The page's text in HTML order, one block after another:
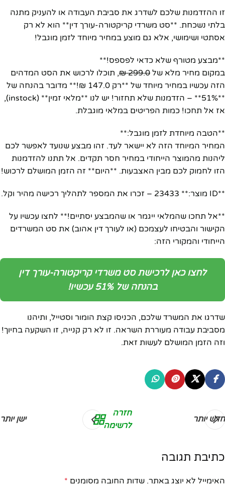
זו ההזדמנות שלכם לשדרג את סביבת העבודה או להעניק מתנה
בלתי נשכחת. **סט משרדי קריקטורה-עורך דין** הוא לא רק
אסתטי ושימושי, אלא גם מוצע במחיר מיוחד לזמן מוגבל!
**מבצע מטורף שלא כדאי לפספס!**
במקום מחיר מלא של 299.0 ₪
, תוכלו לרכוש את הסט המדהים
הזה עכשיו במחיר מיוחד של **רק 147.0 ₪!** מדובר בהנחה של
**51%** – הזדמנות שלא תחזור! יש לנו **מלאי זמין** (instock),
אז אל תחכו! כמות הפריטים במלאי מוגבלת.
**הטבה מיוחדת לזמן מוגבל:**
המחיר המיוחד הזה לא יישאר לעד. זהו מבצע שנועד לאפשר לכם
ליהנות מהמוצר הייחודי במחיר חסר תקדים. אל תתנו להזדמנות
הזו לחמוק לכם מבין האצבעות. **היום** זה הזמן המושלם לרכוש!
**ID מוצר:** 23433 – זכרו את המספר לתהליך רכישה מהיר וקל.
**אל תחכו שהמלאי ייגמר או שהמבצע יסתיים!** לחצו עכשיו על
הקישור והבטיחו לעצמכם (או לעורך דין אהוב) את סט המשרדים
הייחודי והמקורי הזה:
לחצו כאן לרכישת סט משרדי קריקטורה-עורך דין
בהנחה של 51% עכשיו!
שדרגו את המשרד שלכם, הכניסו קצת הומור וסטייל, ותיהנו
מסביבת עבודה מעוררת השראה. זו לא רק קנייה, זו השקעה בחיוך!
וזה הזמן המושלם לעשות זאת.
חדש יותר
חזרה
לרשימה
ישן יותר
כתיבת תגובה
האימייל לא יוצג באתר. שדות החובה מסומנים *